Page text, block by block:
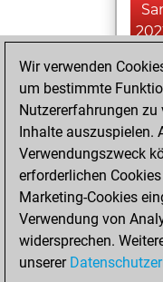
=0
Wir verwenden
um bestimmte
Nutzererfahrungen zu
Inhalte auszuspielen.
Verwendungszweck
erforderlichen
Marketing-Cookies
Verwendung von
widersprechen.
unserer